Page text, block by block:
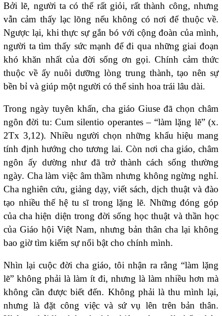
Bởi lẽ, người ta có thể rất giỏi, rất thành công, nhưng
vẫn cảm thấy lạc lõng nếu không có nơi để thuộc về.
Ngược lại, khi thực sự gắn bó với cộng đoàn của mình,
người ta tìm thấy sức mạnh để đi qua những giai đoạn
khó khăn nhất của đời sống ơn gọi. Chính cảm thức
thuộc về ấy nuôi dưỡng lòng trung thành, tạo nên sự
bền bỉ và giúp một người có thể sinh hoa trái lâu dài.
Trong ngày tuyên khấn, cha giáo Giuse đã chọn châm
ngôn đời tu: Cum silentio operantes – “làm lặng lẽ” (x.
2Tx 3,12). Nhiều người chọn những khẩu hiệu mang
tính định hướng cho tương lai. Còn nơi cha giáo, châm
ngôn ấy dường như đã trở thành cách sống thường
ngày. Cha làm việc âm thầm nhưng không ngừng nghỉ.
Cha nghiên cứu, giảng dạy, viết sách, dịch thuật và đào
tạo nhiều thế hệ tu sĩ trong lặng lẽ. Những đóng góp
của cha hiện diện trong đời sống học thuật và thần học
của Giáo hội Việt Nam, nhưng bản thân cha lại không
bao giờ tìm kiếm sự nổi bật cho chính mình.
Nhìn lại cuộc đời cha giáo, tôi nhận ra rằng “làm lặng
lẽ” không phải là làm ít đi, nhưng là làm nhiều hơn mà
không cần được biết đến. Không phải là thu mình lại,
nhưng là đặt công việc và sứ vụ lên trên bản thân.